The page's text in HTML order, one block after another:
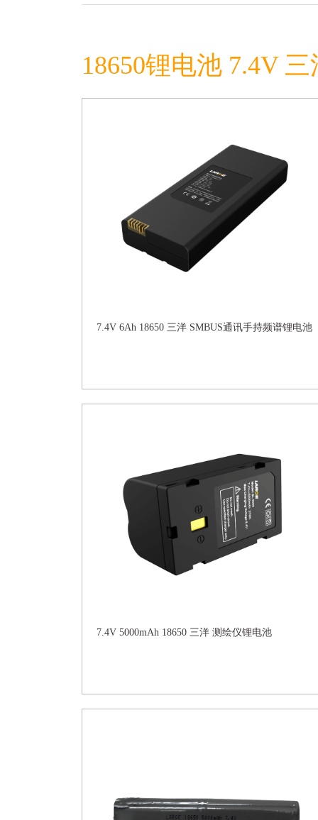
18650锂电池 7.4V 三
7.4V 6Ah 18650 三洋 SMBUS通讯手持频谱锂电池
7.4V 5000mAh 18650 三洋 测绘仪锂电池